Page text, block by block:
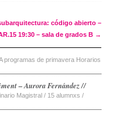
código abierto –
19:30 – sala de grados B →
programas de primavera Horarios
– Aurora Fernández //
Magistral / 15 alumnxs /